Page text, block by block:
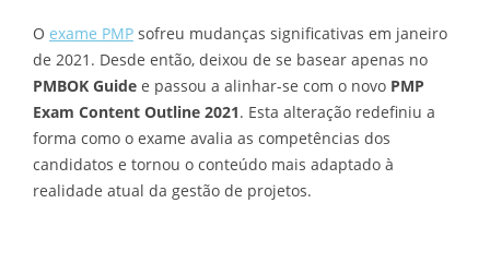
O exame PMP sofreu mudanças significativas em janeiro
de 2021. Desde então, deixou de se basear apenas no
PMBOK Guide e passou a alinhar-se com o novo PMP
Exam Content Outline 2021. Esta alteração redefiniu a
forma como o exame avalia as competências dos
candidatos e tornou o conteúdo mais adaptado à
realidade atual da gestão de projetos.